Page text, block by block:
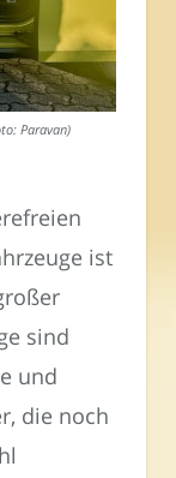
Paravan)
ist
sind
und
die noch